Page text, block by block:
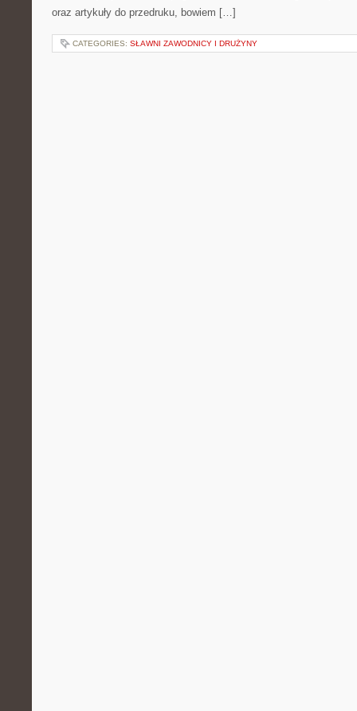
oraz artykuły do przedruku, bowiem […]
CATEGORIES: SŁAWNI ZAWODNICY I DRUŻYNY